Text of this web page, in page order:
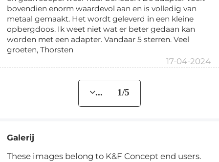
bovendien enorm waardevol aan en is volledig van
metaal gemaakt. Het wordt geleverd in een kleine
opbergdoos. Ik weet niet wat er beter gedaan kan
worden met een adapter. Vandaar 5 sterren. Veel
groeten, Thorsten
17-04-2024
... 1/5
Galerij
These images belong to K&F Concept end users.